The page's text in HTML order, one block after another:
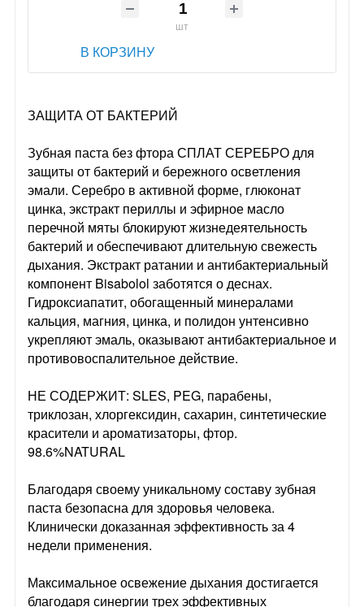
шт
В КОРЗИНУ
ЗАЩИТА ОТ БАКТЕРИЙ
Зубная паста без фтора СПЛАТ СЕРЕБРО для
защиты от бактерий и бережного осветления
эмали. Серебро в активной форме, глюконат
цинка, экстракт периллы и эфирное масло
перечной мяты блокируют жизнедеятельность
бактерий и обеспечивают длительную свежесть
дыхания. Экстракт ратании и антибактериальный
компонент Bisabolol заботятся о деснах.
Гидроксиапатит, обогащенный минералами
кальция, магния, цинка, и полидон унтенсивно
укрепляют эмаль, оказывают антибактериальное и
противовоспалительное действие.
НЕ СОДЕРЖИТ: SLES, PEG, парабены,
триклозан, хлоргексидин, сахарин, синтетические
красители и ароматизаторы, фтор.
98.6%NATURAL
Благодаря своему уникальному составу зубная
паста безопасна для здоровья человека.
Клинически доказанная эффективность за 4
недели применения.
Максимальное освежение дыхания достигается
благодаря синергии трех эффективных